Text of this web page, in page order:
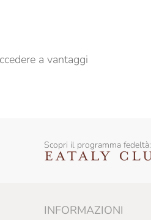
a vantaggi
Scopri il programma fedeltà:
INFORMAZIONI